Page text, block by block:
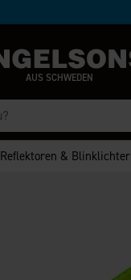
AUS SCHWEDEN
Reflektoren & Blinklichter